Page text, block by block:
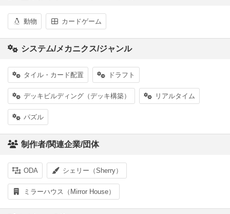
動物 カードゲーム
システム/メカニクス/ジャンル
タイル・カード配置 ドラフト
デッキビルディング（デッキ構築） リアルタイム
パズル
制作者/関連企業/団体
ODA シェリー（Sherry）
ミラーハウス（Mirror House）